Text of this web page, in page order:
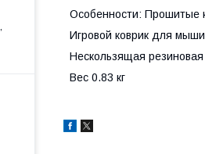
Особенности: Прошитые
Игровой коврик для
Нескользящая
Вес 0.83 кг